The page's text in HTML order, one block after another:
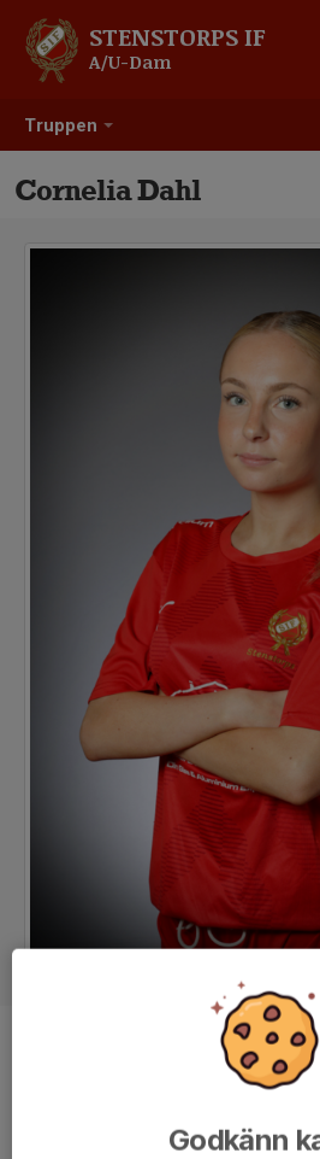
Truppen
STENSTORPS IF
A/U-Dam
Cornelia Dahl
Godkänn